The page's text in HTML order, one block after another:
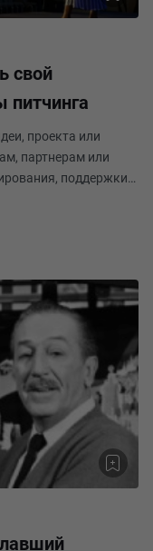
свой
питчинга
проекта или
партнерам или
поддержки
пре